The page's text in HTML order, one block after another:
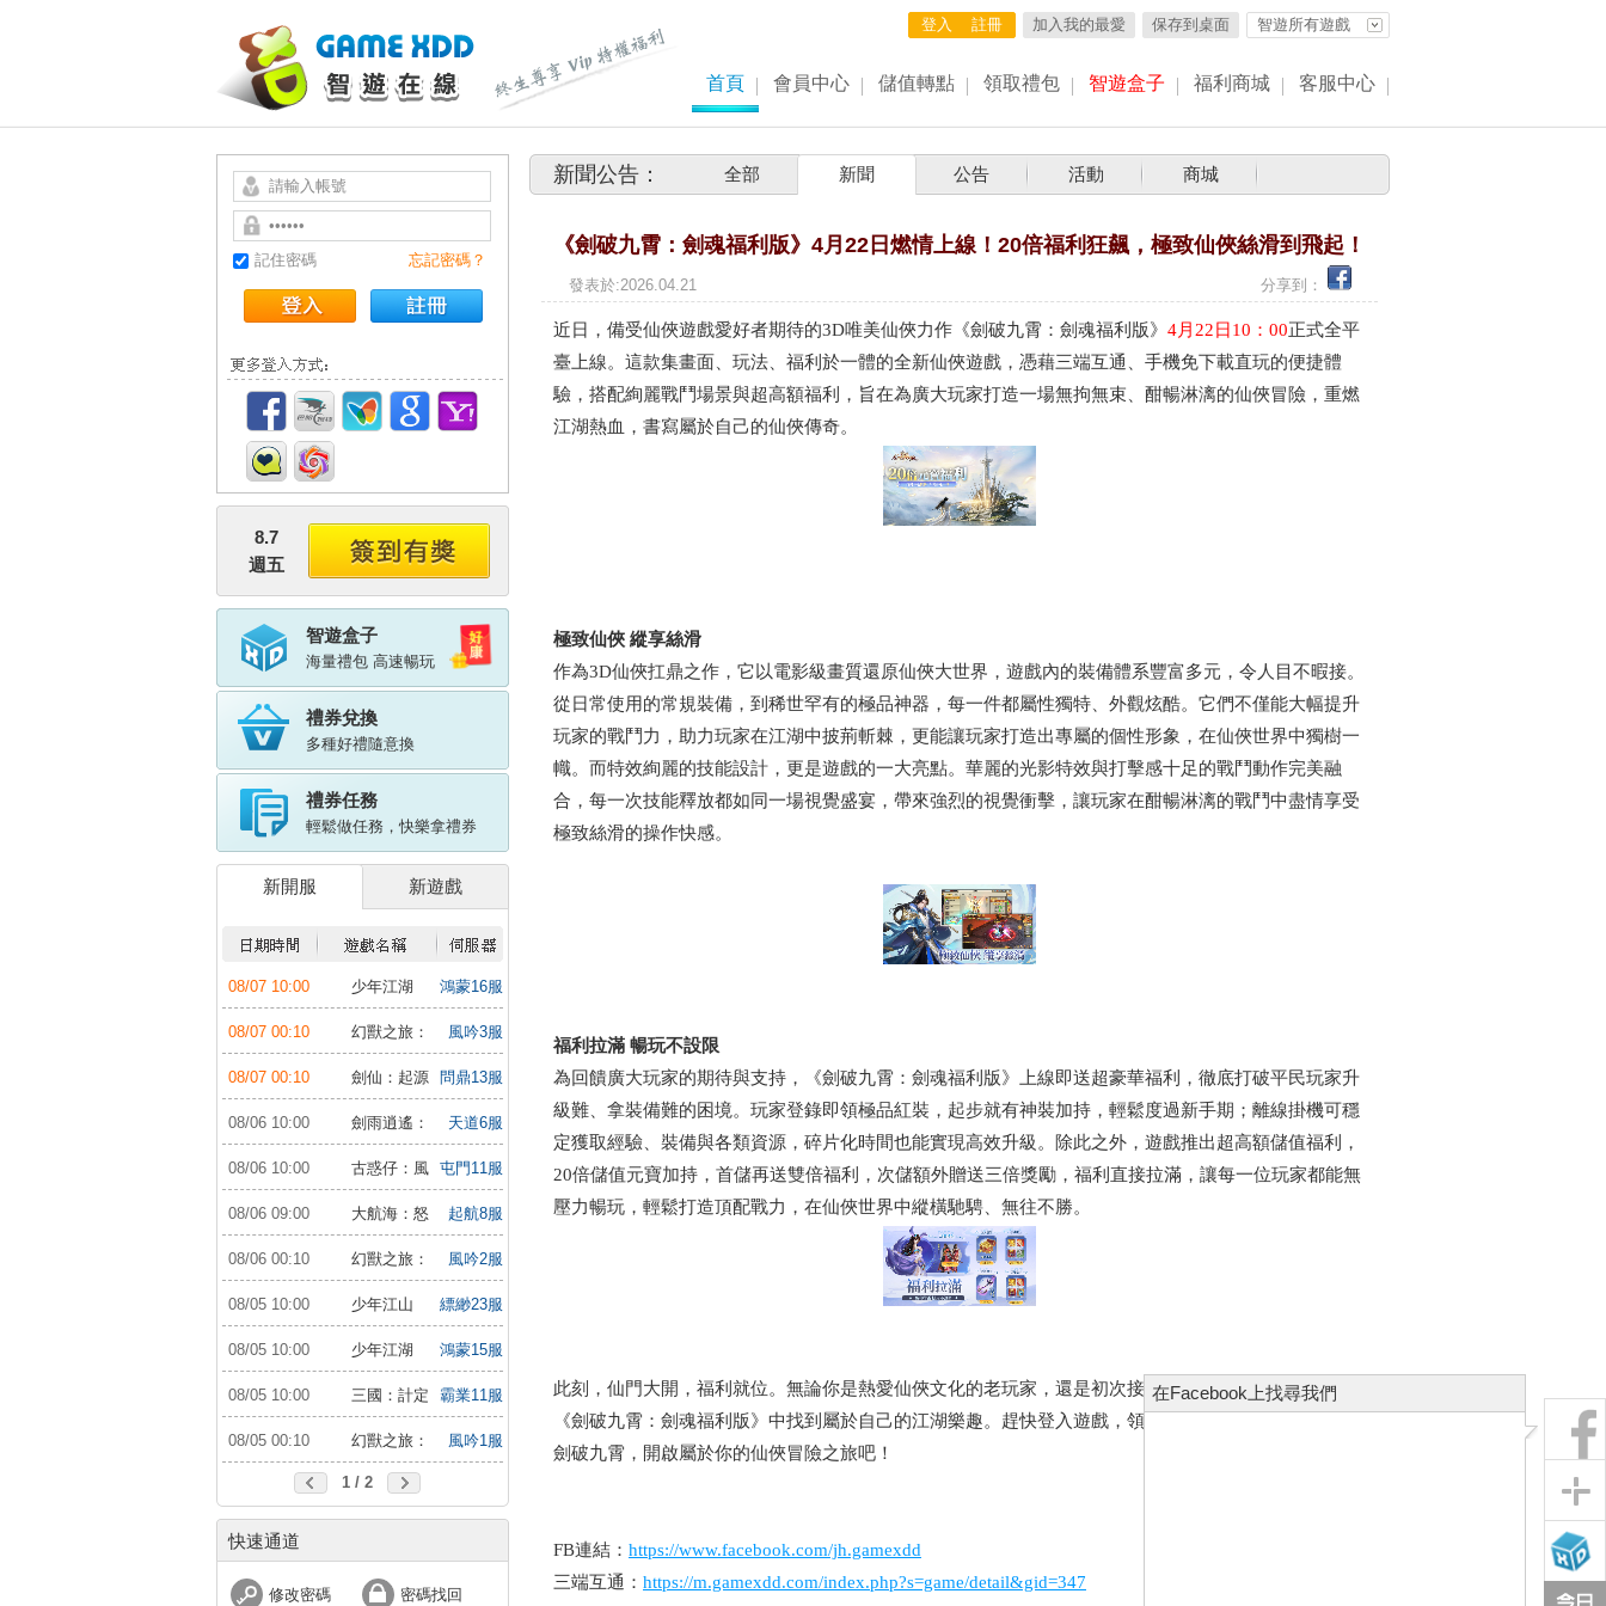
智遊所有遊戲
加入我的最愛 保存到桌面
登入 註冊
首頁 會員中心 儲值轉點 領取禮包 智遊盒子 福利商城 客服中心
記住密碼 忘記密碼？
8.7
週五
智遊盒子
海量禮包 高速暢玩
禮券兌換
多種好禮隨意換
禮券任務
輕鬆做任務，快樂拿禮券
新開服 新遊戲
08/07 10:00
少年江湖
行：福利版
鴻蒙16服
08/07 00:10
幻獸之旅：
新紀元
風吟3服
08/07 00:10 劍仙：起源 問鼎13服
08/06 10:00
劍雨逍遙：
夢幻仙緣
天道6服
08/06 10:00
古惑仔：風
雲再起
屯門11服
08/06 09:00
大航海：怒
海遠征
起航8服
08/06 00:10
幻獸之旅：
新紀元
風吟2服
08/05 10:00 少年江山 縹緲23服
08/05 10:00
少年江湖
行：福利版
鴻蒙15服
08/05 10:00
三國：計定
山河
霸業11服
08/05 00:10
幻獸之旅：
新紀元
風吟1服
1 / 2
快速通道
修改密碼 密碼找回
新聞公告： 全部 新聞 公告 活動 商城
《劍破九霄：劍魂福利版》4月22日燃情上線！20倍福利狂飆，極致仙俠絲滑到飛起！
發表於:2026.04.21 分享到：
近日，備受仙俠遊戲愛好者期待的3D唯美仙俠力作《劍破九霄：劍魂福利版》 4月22日10：00正式全平
臺上線。這款集畫面、玩法、福利於一體的全新仙俠遊戲，憑藉三端互通、手機免下載直玩的便捷體
驗，搭配絢麗戰鬥場景與超高額福利，旨在為廣大玩家打造一場無拘無束、酣暢淋漓的仙俠冒險，重燃
江湖熱血，書寫屬於自己的仙俠傳奇。
極致仙俠 縱享絲滑
作為3D仙俠扛鼎之作，它以電影級畫質還原仙俠大世界，遊戲內的裝備體系豐富多元，令人目不暇接。
從日常使用的常規裝備，到稀世罕有的極品神器，每一件都屬性獨特、外觀炫酷。它們不僅能大幅提升
玩家的戰鬥力，助力玩家在江湖中披荊斬棘，更能讓玩家打造出專屬的個性形象，在仙俠世界中獨樹一
幟。而特效絢麗的技能設計，更是遊戲的一大亮點。華麗的光影特效與打擊感十足的戰鬥動作完美融
合，每一次技能釋放都如同一場視覺盛宴，帶來強烈的視覺衝擊，讓玩家在酣暢淋漓的戰鬥中盡情享受
極致絲滑的操作快感。
福利拉滿 暢玩不設限
為回饋廣大玩家的期待與支持，《劍破九霄：劍魂福利版》上線即送超豪華福利，徹底打破平民玩家升
級難、拿裝備難的困境。玩家登錄即領極品紅裝，起步就有神裝加持，輕鬆度過新手期；離線掛機可穩
定獲取經驗、裝備與各類資源，碎片化時間也能實現高效升級。除此之外，遊戲推出超高額儲值福利，
20倍儲值元寶加持，首儲再送雙倍福利，次儲額外贈送三倍獎勵，福利直接拉滿，讓每一位玩家都能無
壓力暢玩，輕鬆打造頂配戰力，在仙俠世界中縱橫馳騁、無往不勝。
此刻，仙門大開，福利就位。無論你是熱愛仙俠文化的老玩家，還是初次接觸仙俠遊戲的新手，都能在
《劍破九霄：劍魂福利版》中找到屬於自己的江湖樂趣。趕快登入遊戲，領取豪華福利，與兄弟攜手，
劍破九霄，開啟屬於你的仙俠冒險之旅吧！
FB連結： https://www.facebook.com/jh.gamexdd
三端互通： https://m.gamexdd.com/index.php?s=game/detail&gid=347
在Facebook上找尋我們